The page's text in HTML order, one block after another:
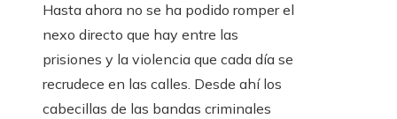
Hasta ahora no se ha podido romper el
nexo directo que hay entre las
prisiones y la violencia que cada día se
recrudece en las calles. Desde ahí los
cabecillas de las bandas criminales